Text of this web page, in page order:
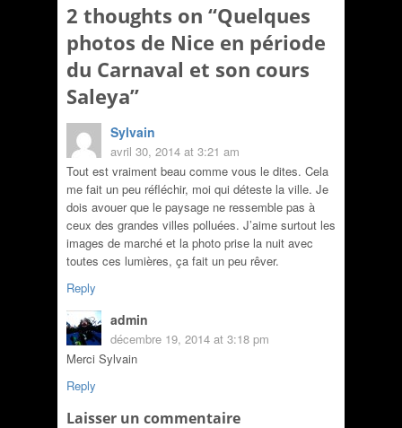
2 thoughts on “Quelques
photos de Nice en période
du Carnaval et son cours
Saleya”
Sylvain
avril 30, 2014 at 3:21 am
Tout est vraiment beau comme vous le dites. Cela
me fait un peu réfléchir, moi qui déteste la ville. Je
dois avouer que le paysage ne ressemble pas à
ceux des grandes villes polluées. J’aime surtout les
images de marché et la photo prise la nuit avec
toutes ces lumières, ça fait un peu rêver.
Reply
admin
décembre 19, 2014 at 3:18 pm
Merci Sylvain
Reply
Laisser un commentaire